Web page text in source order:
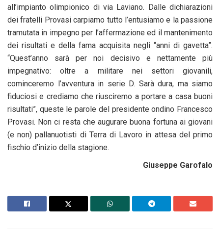
all’impianto olimpionico di via Laviano. Dalle dichiarazioni
dei fratelli Provasi carpiamo tutto l’entusiamo e la passione
tramutata in impegno per l’affermazione ed il mantenimento
dei risultati e della fama acquisita negli “anni di gavetta”.
“Quest’anno sarà per noi decisivo e nettamente più
impegnativo: oltre a militare nei settori giovanili,
cominceremo l’avventura in serie D. Sarà dura, ma siamo
fiduciosi e crediamo che riusciremo a portare a casa buoni
risultati”, queste le parole del presidente ondino Francesco
Provasi. Non ci resta che augurare buona fortuna ai giovani
(e non) pallanuotisti di Terra di Lavoro in attesa del primo
fischio d’inizio della stagione.
Giuseppe Garofalo